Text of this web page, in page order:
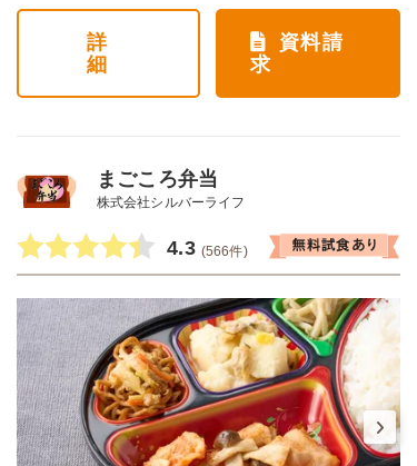
詳
細
資料請
求
まごころ弁当
株式会社シルバーライフ
4.3 (566件)